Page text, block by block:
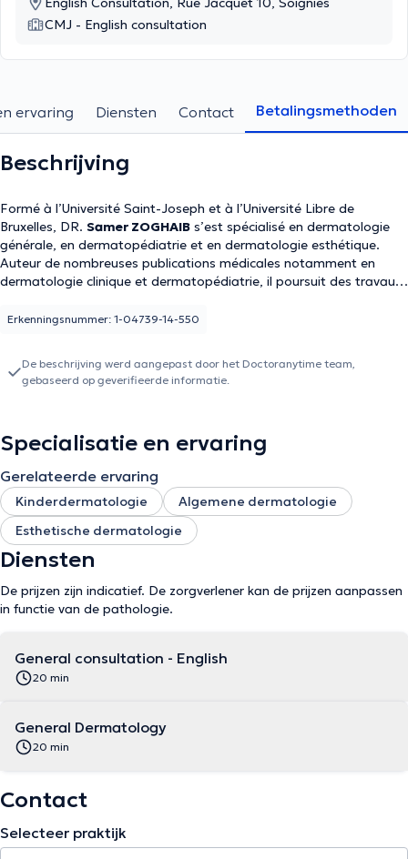
CMJ - English consultation
ervaring Diensten Contact Betalingsmethoden
Beschrijving
Formé à l’Université Saint-Joseph et à l’Université Libre de
Bruxelles, DR. Samer ZOGHAIB s’est spécialisé en dermatologie
générale, en dermatopédiatrie et en dermatologie esthétique.
Auteur de nombreuses publications médicales notamment en
dermatologie clinique et dermatopédiatrie, il poursuit des travaux
français, l’anglais et l’arabe.
Erkenningsnummer: 1-04739-14-550
De beschrijving werd aangepast door het Doctoranytime team,
gebaseerd op geverifieerde informatie.
Specialisatie en ervaring
Gerelateerde ervaring
Kinderdermatologie
Algemene dermatologie
Esthetische dermatologie
Diensten
De prijzen zijn indicatief. De zorgverlener kan de prijzen aanpassen
in functie van de pathologie.
General consultation - English
20 min
General Dermatology
20 min
Contact
Selecteer praktijk